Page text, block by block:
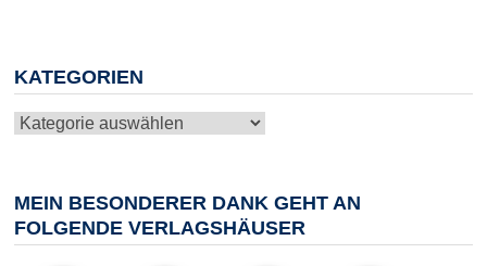
KATEGORIEN
Kategorien
MEIN BESONDERER DANK GEHT AN
FOLGENDE VERLAGSHÄUSER